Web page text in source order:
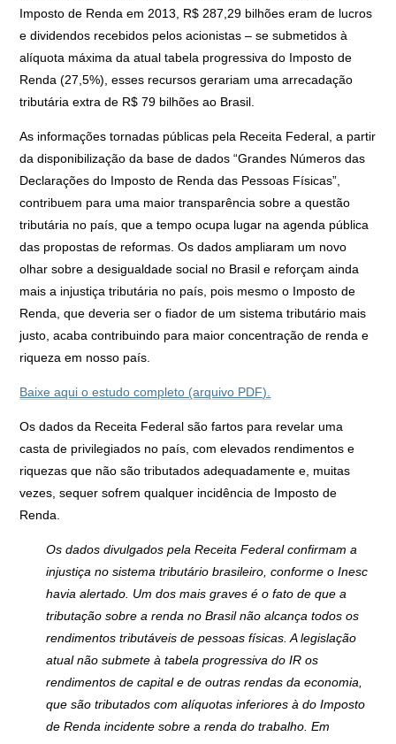
Imposto de Renda em 2013, R$ 287,29 bilhões eram de lucros
e dividendos recebidos pelos acionistas – se submetidos à
alíquota máxima da atual tabela progressiva do Imposto de
Renda (27,5%), esses recursos gerariam uma arrecadação
tributária extra de R$ 79 bilhões ao Brasil.
As informações tornadas públicas pela Receita Federal, a partir
da disponibilização da base de dados “Grandes Números das
Declarações do Imposto de Renda das Pessoas Físicas”,
contribuem para uma maior transparência sobre a questão
tributária no país, que a tempo ocupa lugar na agenda pública
das propostas de reformas. Os dados ampliaram um novo
olhar sobre a desigualdade social no Brasil e reforçam ainda
mais a injustiça tributária no país, pois mesmo o Imposto de
Renda, que deveria ser o fiador de um sistema tributário mais
justo, acaba contribuindo para maior concentração de renda e
riqueza em nosso país.
Baixe aqui o estudo completo (arquivo PDF).
Os dados da Receita Federal são fartos para revelar uma
casta de privilegiados no país, com elevados rendimentos e
riquezas que não são tributados adequadamente e, muitas
vezes, sequer sofrem qualquer incidência de Imposto de
Renda.
Os dados divulgados pela Receita Federal confirmam a
injustiça no sistema tributário brasileiro, conforme o Inesc
havia alertado. Um dos mais graves é o fato de que a
tributação sobre a renda no Brasil não alcança todos os
rendimentos tributáveis de pessoas físicas. A legislação
atual não submete à tabela progressiva do IR os
rendimentos de capital e de outras rendas da economia,
que são tributados com alíquotas inferiores à do Imposto
de Renda incidente sobre a renda do trabalho. Em